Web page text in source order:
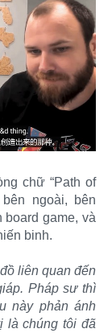
chữ “Path of
ngoài, bên
board game, và
binh.
liên quan đến
Pháp sư thì
này phản ánh
là chúng tôi đã